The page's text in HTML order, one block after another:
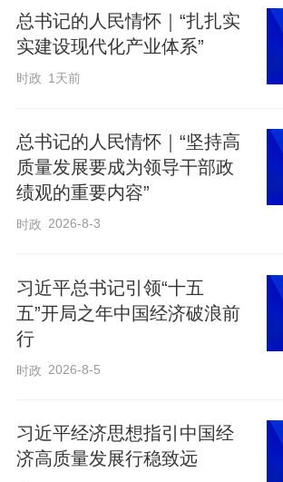
5月16日出版的《求是》杂志
书记重要文章《做强做优
济》。
实体经济是一国经济的立身
实的物质技术基础，就不可
会主义现代化强国。迈入“十五
建现代化产业体系处在关键
体经济的战略意义。
“不论经济发展到什么时候，
我国经济发展、我们在国际
了强国之基与制胜之道。
总书记的人民情怀｜“扎扎实
实建设现代化产业体系”
时政 1天前
总书记的人民情怀｜“坚持高
质量发展要成为领导干部政
绩观的重要内容”
时政 2026-8-3
习近平总书记引领“十五
五”开局之年中国经济破浪前
行
时政 2026-8-5
习近平经济思想指引中国经
济高质量发展行稳致远